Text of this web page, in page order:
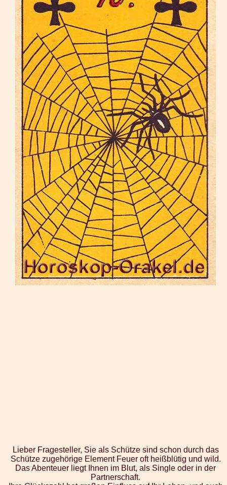
Lieber Fragesteller, Sie als Schütze sind schon durch das
Schütze zugehörige Element Feuer oft heißblütig und wild.
Das Abenteuer liegt Ihnen im Blut, als Single oder in der
Partnerschaft.